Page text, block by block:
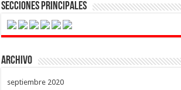
Secciones Principales
Archivo
septiembre 2020